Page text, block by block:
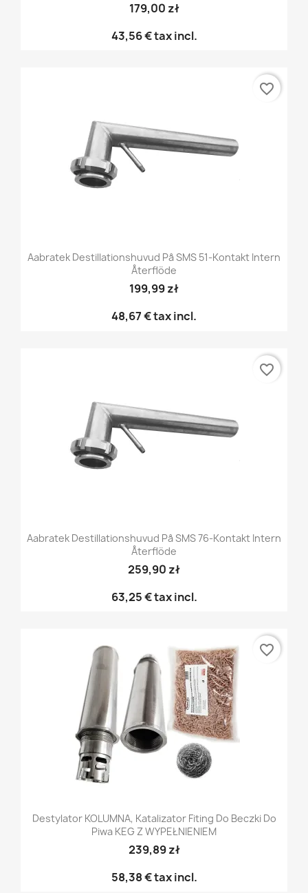
179,00 zł
43,56 €tax incl.
Aabratek Destillationshuvud På SMS 51-Kontakt Intern
Återflöde
199,99 zł
48,67 €tax incl.
favorite_border
Aabratek Destillationshuvud På SMS 76-Kontakt Intern
Återflöde
259,90 zł
63,25 €tax incl.
favorite_border
Destylator KOLUMNA, Katalizator Fiting Do Beczki Do
Piwa KEG Z WYPEŁNIENIEM
239,89 zł
58,38 €tax incl.
favorite_border